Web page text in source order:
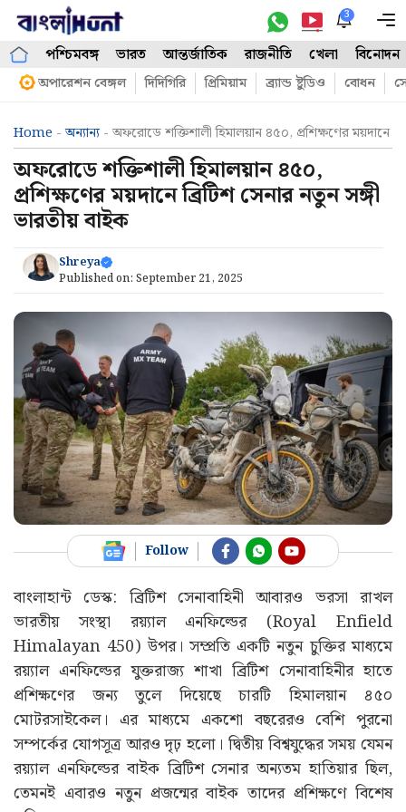
Skip
content
3
পশ্চিমবঙ্গ ভারত আন্তর্জাতিক রাজনীতি খেলা বিনোদন
অপারেশন বেঙ্গল দিদিগিরি প্রিমিয়াম ব্র্যান্ড ষ্টুডিও বোধন
Home -অন্যান্য- অফরোডে শক্তিশালী হিমালয়ান ৪৫০, প্রশিক্ষণের ময়দানে
অফরোডে শক্তিশালী হিমালয়ান ৪৫০,
প্রশিক্ষণের ময়দানে ব্রিটিশ সেনার নতুন সঙ্গী
ভারতীয় বাইক
Shreya
Published on: September 21, 2025
Follow
বাংলাহান্ট ডেস্ক: ব্রিটিশ সেনাবাহিনী আবারও ভরসা রাখল
ভারতীয় সংস্থা রয়্যাল এনফিল্ডের (Royal Enfield
Himalayan 450) উপর। সম্প্রতি একটি নতুন চুক্তির মাধ্যমে
রয়্যাল এনফিল্ডের যুক্তরাজ্য শাখা ব্রিটিশ সেনাবাহিনীর হাতে
প্রশিক্ষণের জন্য তুলে দিয়েছে চারটি হিমালয়ান ৪৫০
মোটরসাইকেল। এর মাধ্যমে একশো বছরেরও বেশি পুরনো
সম্পর্কের যোগসূত্র আরও দৃঢ় হলো। দ্বিতীয় বিশ্বযুদ্ধের সময় যেমন
রয়্যাল এনফিল্ডের বাইক ব্রিটিশ সেনার অন্যতম হাতিয়ার ছিল,
তেমনই এবারও নতুন প্রজন্মের বাইক তাদের প্রশিক্ষণে বিশেষ